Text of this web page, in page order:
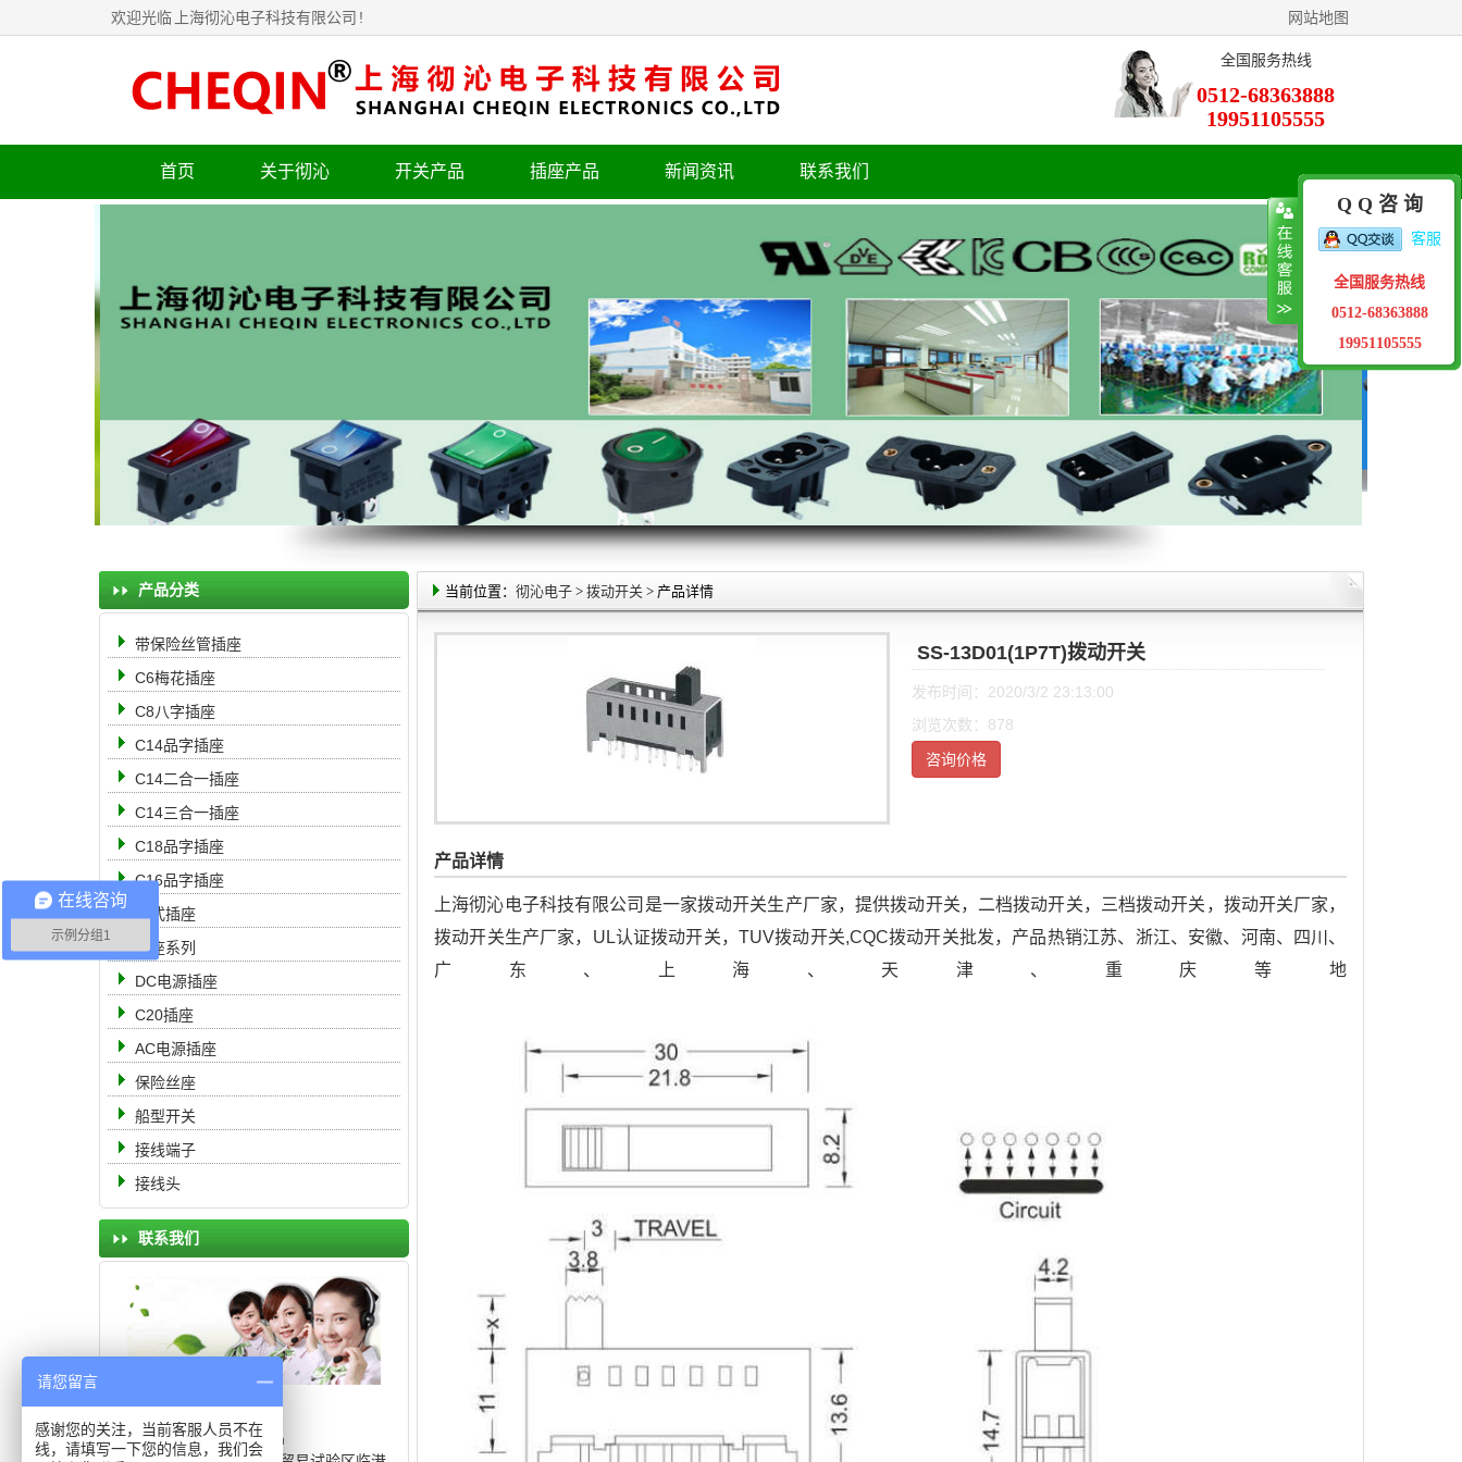
欢迎光临 上海彻沁电子科技有限公司 ! 网站地图
全国服务热线
0512-68363888
19951105555
首页 关于彻沁 开关产品 插座产品 新闻资讯 联系我们
产品分类
带保险丝管插座
C6梅花插座
C8八字插座
C14品字插座
C14二合一插座
C14三合一插座
C18品字插座
C16品字插座
中式插座
母座系列
DC电源插座
C20插座
AC电源插座
保险丝座
船型开关
接线端子
接线头
联系我们
邮 箱：8311566@qq.com
当前位置： 彻沁电子 > 拨动开关 > 产品详情
SS-13D01(1P7T)拨动开关
发布时间：2020/3/2 23:13:00
浏览次数：878
咨询价格
产品详情
上海彻沁电子科技有限公司是一家拨动开关生产厂家，提供拨动开关，二档拨动开关，三档拨动开关，拨动开关厂家，
拨动开关生产厂家，UL认证拨动开关，TUV拨动开关,CQC拨动开关批发，产品热销江苏、浙江、安徽、河南、四川、
广东、上海、天津、重庆等地
Q Q 咨 询
客服
全国服务热线
0512-68363888
19951105555
在线咨询
示例分组1
请您留言
感谢您的关注，当前客服人员不在
线，请填写一下您的信息，我们会